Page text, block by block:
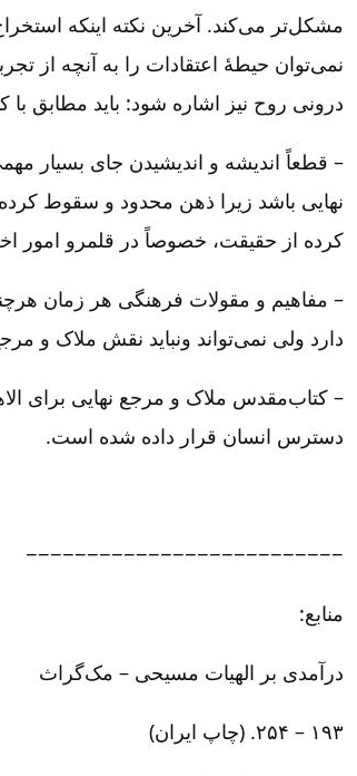
مشکل‌تر می‌کند. آخرین نکته اینکه
نمی‌توان حیطۀ اعتقادات را به آنچه از
درونی روح نیز اشاره شود: باید مطابق
– قطعاً اندیشه و اندیشیدن جای بسیار
نهایی باشد زیرا ذهن محدود و سقوط
کرده از حقیقت، خصوصاً در قلمرو امور
– مفاهیم و مقولات فرهنگی هر زمان
دارد ولی نمی‌تواند ونباید نقش ملاک و
– کتاب‌مقدس ملاک و مرجع نهایی برای
دسترس انسان قرار داده شده است.
−−−−−−−−−−−−−−−−−−−−−−−−−−
منابع:
درآمدی بر الهیات مسیحی – مک‌گراث
۱۹۳ – ۲۵۴. (چاپ ایران)